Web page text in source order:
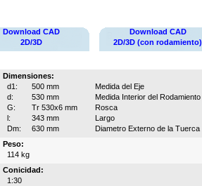
Download CAD
2D/3D
Download CAD
2D/3D (con rodamiento)
Dimensiones:
d1:
500 mm
Medida del Eje
d:
530 mm
Medida Interior del Rodamiento
G:
Tr 530x6 mm
Rosca
l:
343 mm
Largo
Dm:
630 mm
Diametro Externo de la Tuerca
Peso:
114 kg
Conicidad:
1:30